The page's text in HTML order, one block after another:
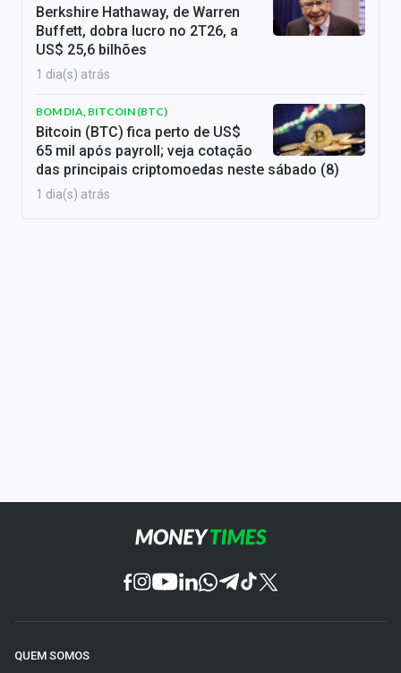
Berkshire Hathaway, de Warren
Buffett, dobra lucro no 2T26, a
US$ 25,6 bilhões
1 dia(s) atrás
BOM DIA, BITCOIN (BTC)
Bitcoin (BTC) fica perto de US$
65 mil após payroll; veja cotação
das principais criptomoedas neste sábado (8)
1 dia(s) atrás
QUEM SOMOS